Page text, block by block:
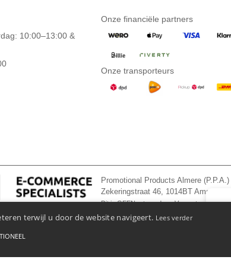
10:00–13:00 &
Onze financiële partners
Onze transporteurs
Promotional Products Almere
Zekeringstraat 46, 1014BT
Dit is GEEN retouradres. Voor
terwijl u door de website navigeert. Lees verder
Als u
ons